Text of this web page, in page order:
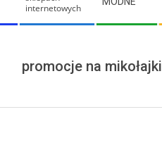
internetowych
promocje na mikołajki